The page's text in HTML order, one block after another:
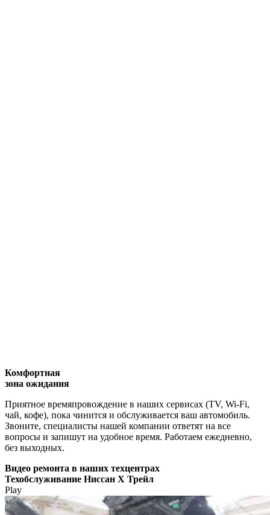
Комфортная
зона ожидания
Приятное времяпровождение в наших сервисах (TV, Wi-Fi,
чай, кофе), пока чинится и обслуживается ваш автомобиль.
Звоните, специалисты нашей компании ответят на все
вопросы и запишут на удобное время. Работаем ежедневно,
без выходных.
Видео ремонта в наших техцентрах
Техобслуживание Ниссан Х Трейл
Play